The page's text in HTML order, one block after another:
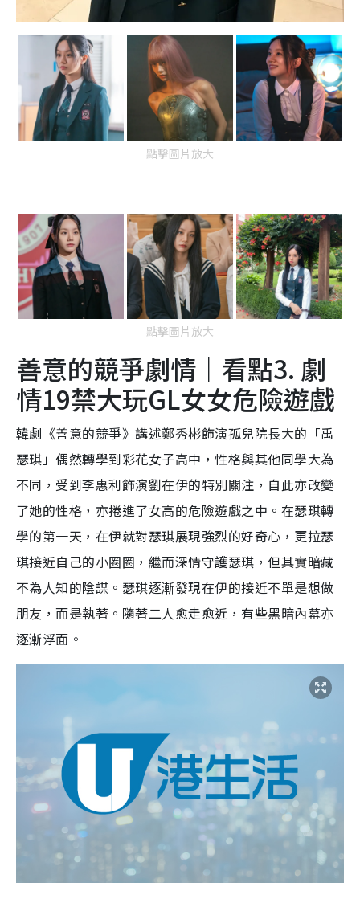
點擊圖片放大
點擊圖片放大
善意的競爭劇情｜看點3. 劇
情19禁大玩GL女女危險遊戲
韓劇《善意的競爭》講述鄭秀彬飾演孤兒院長大的「禹
瑟琪」偶然轉學到彩花女子高中，性格與其他同學大為
不同，受到李惠利飾演劉在伊的特別關注，自此亦改變
了她的性格，亦捲進了女高的危險遊戲之中。在瑟琪轉
學的第一天，在伊就對瑟琪展現強烈的好奇心，更拉瑟
琪接近自己的小圈圈，繼而深情守護瑟琪，但其實暗藏
不為人知的陰謀。瑟琪逐漸發現在伊的接近不單是想做
朋友，而是執著。隨著二人愈走愈近，有些黑暗內幕亦
逐漸浮面。